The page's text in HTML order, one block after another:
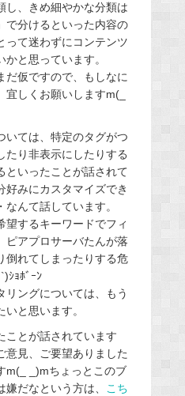
し、きめ細やかな分類は
で分けるといった内容の
って迷わずにコンテンツ
と思っています。
だ仮ですので、もしなに
しくお願いしますm(_
いては、特定のタグがつ
たり非表示にしたりする
といったことが話されて
好みにカスタマイズでき
んて話しています。
望するキーワードでフィ
ピアプロサーバたんが落
倒れてしまったりする危
ｼｮﾎﾞｰﾝ
リングについては、もう
と思います。
ことが話されています
意見、ご要望ありました
m(_ _)mちょっとこのブ
だなという方は、 こち